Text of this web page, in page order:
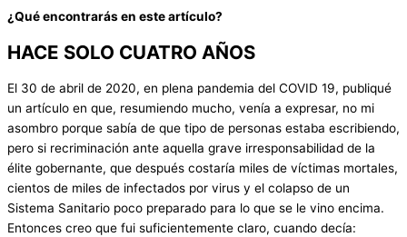
¿Qué encontrarás en este artículo?
HACE SOLO CUATRO AÑOS
El 30 de abril de 2020, en plena pandemia del COVID 19, publiqué
un artículo en que, resumiendo mucho, venía a expresar, no mi
asombro porque sabía de que tipo de personas estaba escribiendo,
pero si recriminación ante aquella grave irresponsabilidad de la
élite gobernante, que después costaría miles de víctimas mortales,
cientos de miles de infectados por virus y el colapso de un
Sistema Sanitario poco preparado para lo que se le vino encima.
Entonces creo que fui suficientemente claro, cuando decía: